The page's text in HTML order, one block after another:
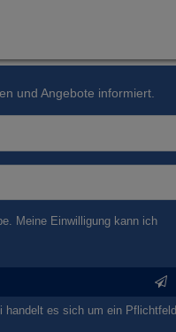
und Angebote informiert.
Meine Einwilligung kann ich
handelt es sich um ein Pflichtfeld.